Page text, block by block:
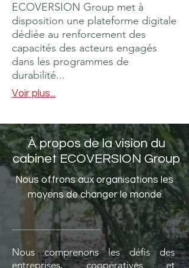
ECOVERSION Group met à
disposition une plateforme digitale
dédiée au renforcement des
capacités des acteurs engagés
dans les programmes de
durabilité...
Voir plus...
À propos de la vision du
cabinet ECOVERSION Group
Nous offrons aux organisations les
moyens de changer le monde
Nous comprenons les défis des
entreprises, coopératives et